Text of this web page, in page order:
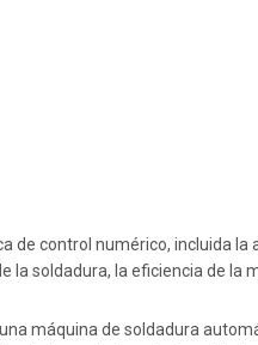
de control numérico, incluida la
la soldadura, la eficiencia de la
máquina de soldadura